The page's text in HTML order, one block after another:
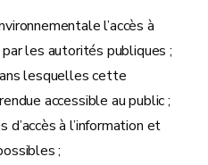
l’accès à
les autorités publiques ;
lesquelles cette
accessible au public ;
à l’information et
;